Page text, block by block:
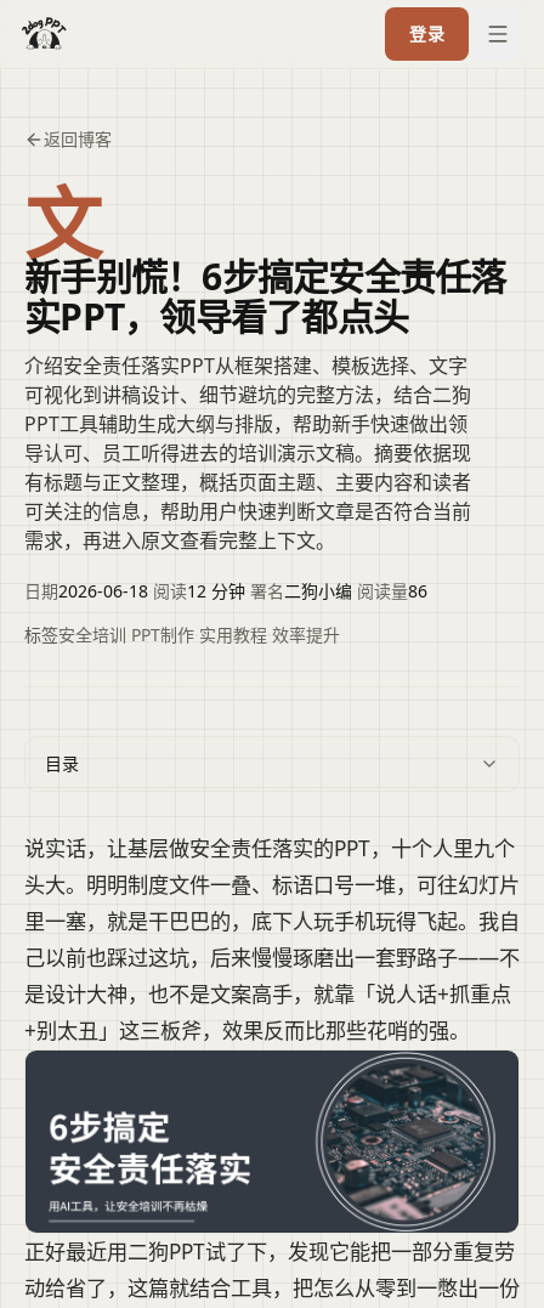
登录
返回博客
文
新手别慌！6步搞定安全责任落
实PPT，领导看了都点头
介绍安全责任落实PPT从框架搭建、模板选择、文字
可视化到讲稿设计、细节避坑的完整方法，结合二狗
PPT工具辅助生成大纲与排版，帮助新手快速做出领
导认可、员工听得进去的培训演示文稿。摘要依据现
有标题与正文整理，概括页面主题、主要内容和读者
可关注的信息，帮助用户快速判断文章是否符合当前
需求，再进入原文查看完整上下文。
日期2026-06-18 阅读12 分钟 署名二狗小编 阅读量86
标签安全培训 PPT制作 实用教程 效率提升
目录
说实话，让基层做安全责任落实的PPT，十个人里九个
头大。明明制度文件一叠、标语口号一堆，可往幻灯片
里一塞，就是干巴巴的，底下人玩手机玩得飞起。我自
己以前也踩过这坑，后来慢慢琢磨出一套野路子——不
是设计大神，也不是文案高手，就靠「说人话+抓重点
+别太丑」这三板斧，效果反而比那些花哨的强。
正好最近用二狗PPT试了下，发现它能把一部分重复劳
动给省了，这篇就结合工具，把怎么从零到一憋出一份